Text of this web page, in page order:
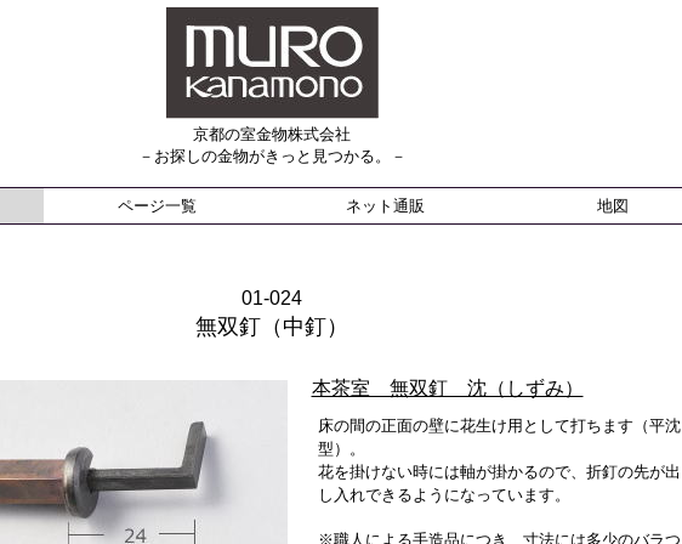
京都の室金物株式会社
－お探しの金物がきっと見つかる。－
ページ一覧 ネット通販 地図
01-024
無双釘（中釘）
本茶室 無双釘 沈（しずみ）
床の間の正面の壁に花生け用として打ちます（平沈
型）。
花を掛けない時には軸が掛かるので、折釘の先が出
し入れできるようになっています。
※職人による手造品につき、寸法には多少のバラつ